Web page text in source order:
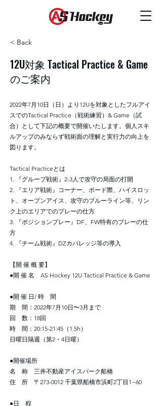
< Back
12U対象 Tactical Practice & Game
のご案内
2022年7月10日（日）より12Uを対象としたフルアイ
スでのTactical Practice（戦術練習）& Game（試
合）として下記の概要で開催いたします。個人スキ
ルアップのみならず戦術面の理解と実行力の向上を
図ります。
Tactical Practiceとは
1. 『グループ戦術』2-3人で攻守の局面の打開
2. 『エリア戦術』コーナー、ボード際、ハイスロッ
ト、オープンアイス、攻守のブルーライン等、リン
ク上のエリアでのプレーの仕方
3. 『ポジションプレー』DF、FW特有のプレーの仕
方
4. 『チーム戦術』DZカバレッジ等の導入
【開 催 概 要】
●開 催 名 AS Hockey 12U Tactical Practice & Game
●開 催 日/ 時 間
期 間：2022年7月10日〜3月まで
回 数：18回
時 間：20:15-21:45（1.5h）
日曜日隔週（第2・4日曜）
●開催場所
名 称 三井不動産アイスパーク船橋
住 所 〒273-0012 千葉県船橋市浜町2丁目1−60
●日 程